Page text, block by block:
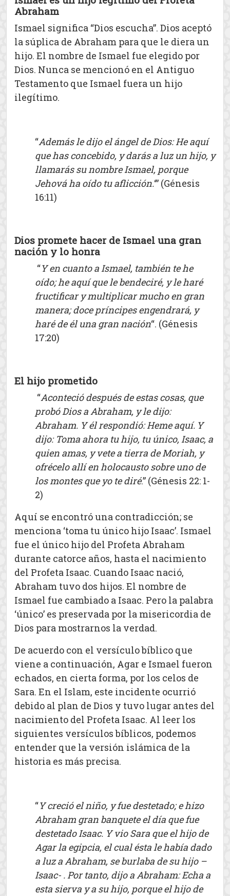
Abraham
Ismael significa “Dios escucha”. Dios aceptó
la súplica de Abraham para que le diera un
hijo. El nombre de Ismael fue elegido por
Dios. Nunca se mencionó en el Antiguo
Testamento que Ismael fuera un hijo
ilegítimo.
“Además le dijo el ángel de Dios: He aquí
que has concebido, y darás a luz un hijo, y
llamarás su nombre Ismael, porque
Jehová ha oído tu aflicción.‘” (Génesis
16:11)
Dios promete hacer de Ismael una gran
nación y lo honra
“Y en cuanto a Ismael, también te he
oído; he aquí que le bendeciré, y le haré
fructificar y multiplicar mucho en gran
manera; doce príncipes engendrará, y
haré de él una gran nación“. (Génesis
17:20)
El hijo prometido
“Aconteció después de estas cosas, que
probó Dios a Abraham, y le dijo:
Abraham. Y él respondió: Heme aquí. Y
dijo: Toma ahora tu hijo, tu único, Isaac, a
quien amas, y vete a tierra de Moriah, y
ofrécelo allí en holocausto sobre uno de
los montes que yo te diré.” (Génesis 22: 1-
2)
Aquí se encontró una contradicción; se
menciona ‘toma tu único hijo Isaac’. Ismael
fue el único hijo del Profeta Abraham
durante catorce años, hasta el nacimiento
del Profeta Isaac. Cuando Isaac nació,
Abraham tuvo dos hijos. El nombre de
Ismael fue cambiado a Isaac. Pero la palabra
‘único’ es preservada por la misericordia de
Dios para mostrarnos la verdad.
De acuerdo con el versículo bíblico que
viene a continuación, Agar e Ismael fueron
echados, en cierta forma, por los celos de
Sara. En el Islam, este incidente ocurrió
debido al plan de Dios y tuvo lugar antes del
nacimiento del Profeta Isaac. Al leer los
siguientes versículos bíblicos, podemos
entender que la versión islámica de la
historia es más precisa.
“Y creció el niño, y fue destetado; e hizo
Abraham gran banquete el día que fue
destetado Isaac. Y vio Sara que el hijo de
Agar la egipcia, el cual ésta le había dado
a luz a Abraham, se burlaba de su hijo –
Isaac- . Por tanto, dijo a Abraham: Echa a
esta sierva y a su hijo, porque el hijo de